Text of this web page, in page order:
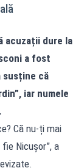
acuzații dure la
a fost
susține că
iar numele
Că nu-ți mai
Nicușor”, a